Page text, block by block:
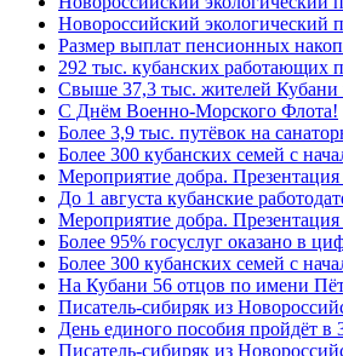
Новороссийский экологический
Размер выплат пенсионных
292 тыс. кубанских работающих
Свыше 37,3 тыс. жителей Кубани
C Днём Военно-Морского Флота!
Более 3,9 тыс. путёвок на
Более 300 кубанских семей с
Мероприятие добра.
До 1 августа кубанские
Мероприятие добра.
Более 95% госуслуг оказано в
Более 300 кубанских семей с
На Кубани 56 отцов по имени
Писатель-сибиряк из
День единого пособия пройдёт в
Писатель-сибиряк из